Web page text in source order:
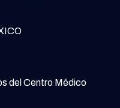
del Centro Médico